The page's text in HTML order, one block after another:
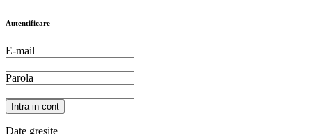
Autentificare
E-mail
Parola
Intra in cont
Date gresite